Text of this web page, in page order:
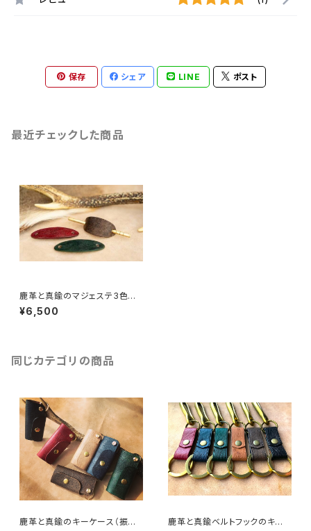
保存 シェア LINE ポスト
最近チェックした商品
鹿革と真鍮のマジェステ3色セッ
ト（ヘアアクセサリー）
¥6,500
同じカテゴリの商品
鹿革と真鍮のキーケース（振り
鹿革と真鍮ベルトフックのキー